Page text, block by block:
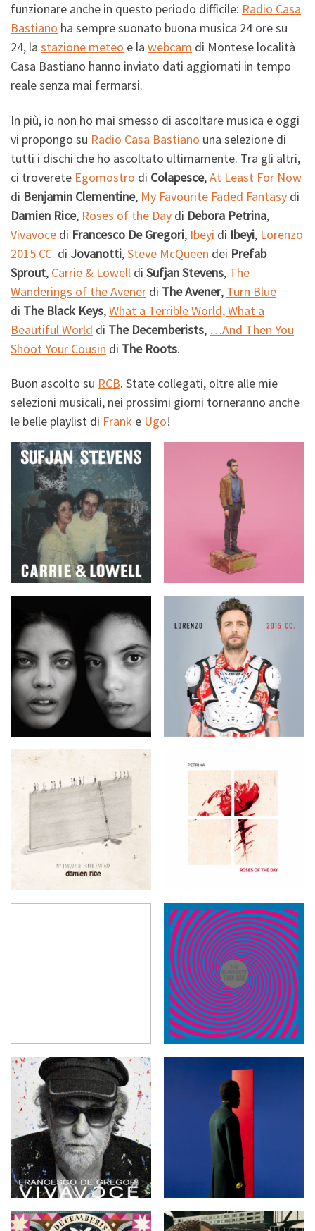
funzionare anche in questo periodo difficile: Radio Casa
Bastiano ha sempre suonato buona musica 24 ore su
24, la stazione meteo e la webcam di Montese località
Casa Bastiano hanno inviato dati aggiornati in tempo
reale senza mai fermarsi.
In più, io non ho mai smesso di ascoltare musica e oggi
vi propongo su Radio Casa Bastiano una selezione di
tutti i dischi che ho ascoltato ultimamente. Tra gli altri,
ci troverete Egomostro di Colapesce,At Least For Now
di Benjamin Clementine, My Favourite Faded Fantasy di
Damien Rice, Roses of the Day di Debora Petrina,
Vivavoce di Francesco De Gregori, Ibeyi di Ibeyi, Lorenzo
2015 CC. di Jovanotti,Steve McQueen dei Prefab
Sprout, Carrie & Lowell di Sufjan Stevens, The
Wanderings of the Avener di The Avener, Turn Blue
di The Black Keys,What a Terrible World, What a
Beautiful World di The Decemberists, …And Then You
Shoot Your Cousin di The Roots.
Buon ascolto su RCB. State collegati, oltre alle mie
selezioni musicali, nei prossimi giorni torneranno anche
le belle playlist di Frank e Ugo!